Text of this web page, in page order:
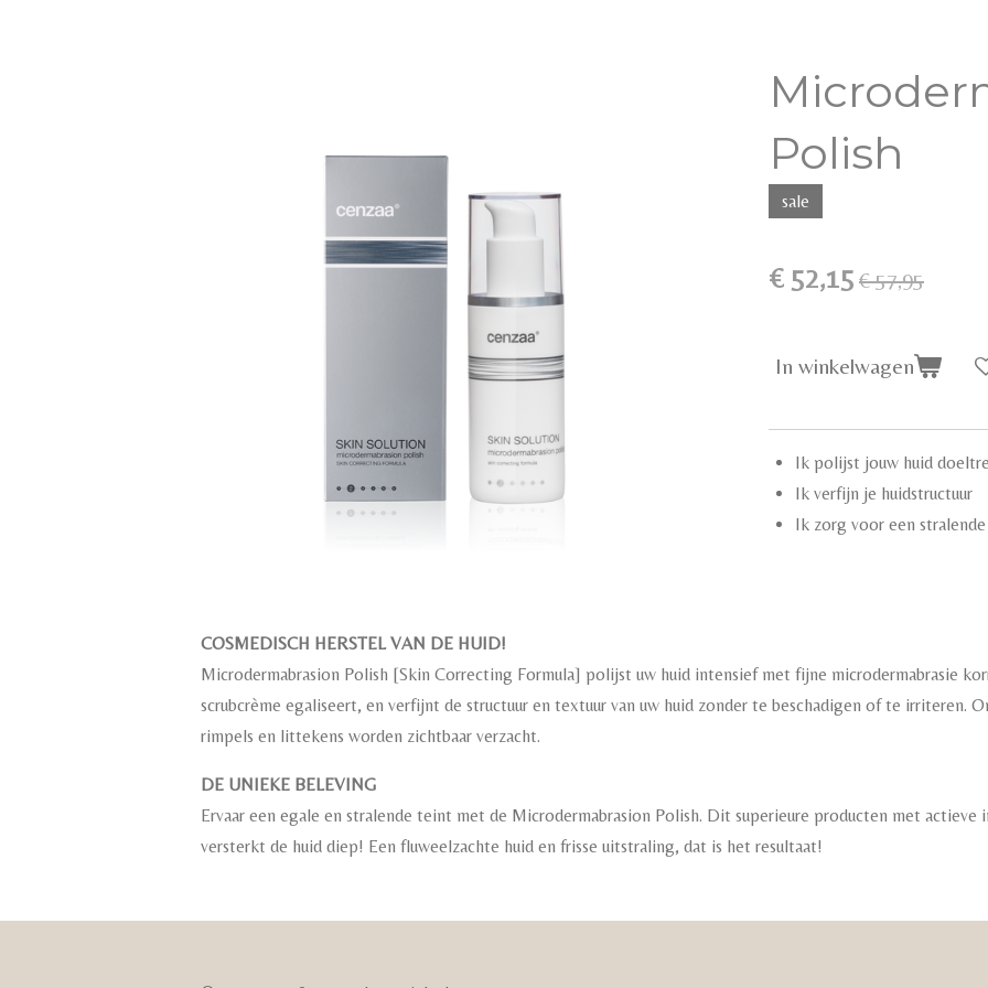
Polish
sale
€ 52,15 € 57,95
In winkelwagen
Ik polijst jouw huid
Ik verfijn je huidstructuur
Ik zorg voor een
COSMEDISCH HERSTEL VAN DE HUID!
Microdermabrasion Polish [Skin Correcting Formula] polijst uw huid intensief met fijne microdermabrasie
scrubcrème egaliseert, en verfijnt de structuur en textuur van uw huid zonder te beschadigen of te irriteren.
rimpels en littekens worden zichtbaar verzacht.
DE UNIEKE BELEVING
Ervaar een egale en stralende teint met de Microdermabrasion Polish. Dit superieure producten met
versterkt de huid diep! Een fluweelzachte huid en frisse uitstraling, dat is het resultaat!